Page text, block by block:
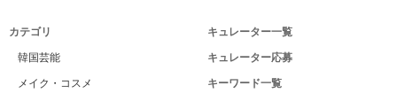
カテゴリ
韓国芸能
メイク・コスメ
キュレーター一覧
キュレーター応募
キーワード一覧